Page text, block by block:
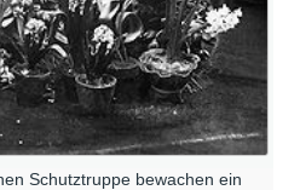
Schutztruppe bewachen ein